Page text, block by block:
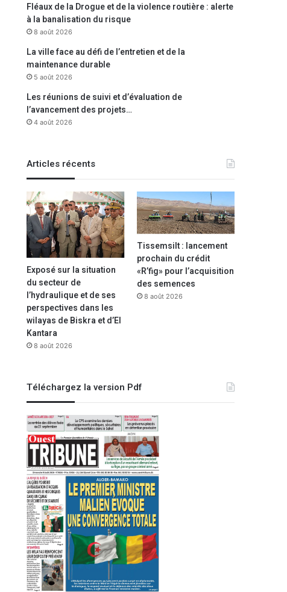
Fléaux de la Drogue et de la violence routière : alerte
à la banalisation du risque
8 août 2026
La ville face au défi de l’entretien et de la
maintenance durable
5 août 2026
Les réunions de suivi et d’évaluation de
l’avancement des projets…
4 août 2026
Articles récents
Exposé sur la situation
du secteur de
l’hydraulique et de ses
perspectives dans les
wilayas de Biskra et d’El
Kantara
8 août 2026
Tissemsilt : lancement
prochain du crédit
«R’fig» pour l’acquisition
des semences
8 août 2026
Téléchargez la version Pdf